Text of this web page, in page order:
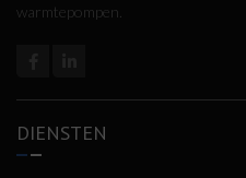
warmtepompen.
DIENSTEN